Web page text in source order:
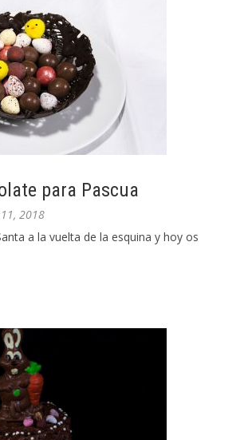
para Pascua
2018
a la vuelta de la esquina y hoy os